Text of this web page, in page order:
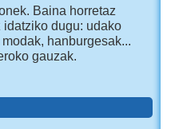
Baina horretaz
dugu: udako
hanburgesak...
gauzak.